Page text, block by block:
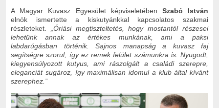
A Magyar Kuvasz Egyesület képviseletében Szabó István
elnök ismertette a kiskutyánkkal kapcsolatos szakmai
részleteket.
„Óriási megtiszteltetés, hogy mostantól részesei
lehetünk annak az értékes munkának, ami a paksi
labdarúgásban történik. Sajnos manapság a kuvasz faj
segítségre szorul, így ez remek felület számunkra is. Nyugodt,
kiegyensúlyozott kutyus, ami rászolgált a családi szerepre,
eleganciát sugároz, így maximálisan idomul a klub által kívánt
szerephez.”